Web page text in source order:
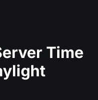
Time